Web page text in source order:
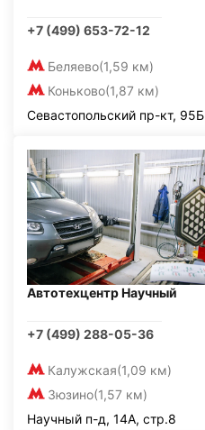
+7 (499) 653-72-12
Беляево(1,59 км)
Коньково(1,87 км)
Севастопольский пр-кт, 95Б
Автотехцентр Научный
+7 (499) 288-05-36
Калужская(1,09 км)
Зюзино(1,57 км)
Научный п-д, 14А, стр.8